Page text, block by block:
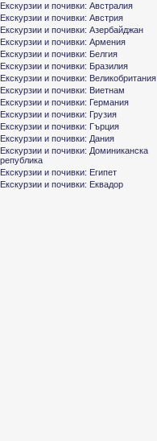
Екскурзии и почивки: Австралия
Екскурзии и почивки: Австрия
Екскурзии и почивки: Азербайджан
Екскурзии и почивки: Армения
Екскурзии и почивки: Белгия
Екскурзии и почивки: Бразилия
Екскурзии и почивки: Великобритания
Екскурзии и почивки: Виетнам
Екскурзии и почивки: Германия
Екскурзии и почивки: Грузия
Екскурзии и почивки: Гърция
Екскурзии и почивки: Дания
Екскурзии и почивки: Доминиканска
република
Екскурзии и почивки: Египет
Екскурзии и почивки: Еквадор